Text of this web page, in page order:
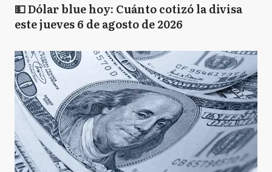
💵 Dólar blue hoy: Cuánto cotizó la divisa
este jueves 6 de agosto de 2026